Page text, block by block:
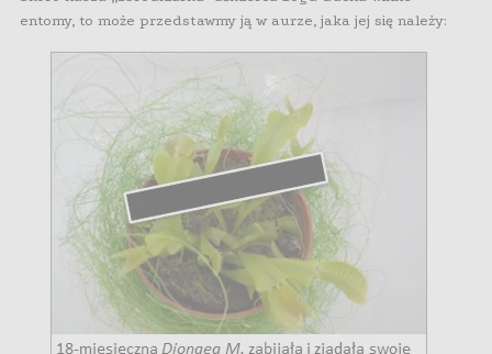
entomy, to może przedstawmy ją w aurze, jaka jej się należy: